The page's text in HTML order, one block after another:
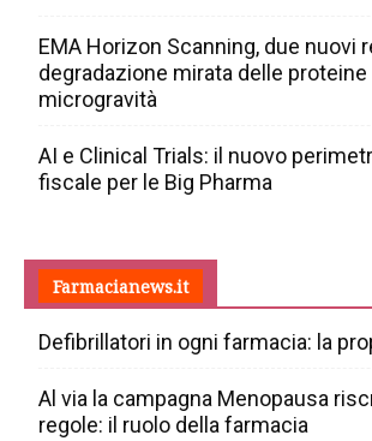
EMA Horizon Scanning, due nuovi
degradazione mirata delle proteine
microgravità
AI e Clinical Trials: il nuovo
fiscale per le Big Pharma
Farmacianews.it
Defibrillatori in ogni farmacia: la
Al via la campagna Menopausa
regole: il ruolo della farmacia